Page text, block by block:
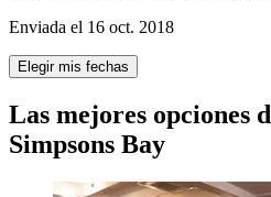
Enviada el 16 oct. 2018
Elegir mis fechas
Las mejores opciones
Simpsons Bay